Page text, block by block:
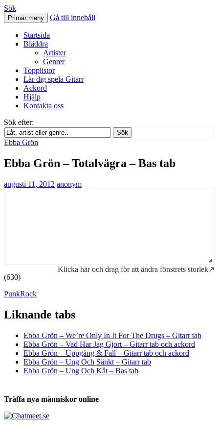
Svenskatabs.se
Sök
Primär meny Gå till innehåll
Startsida
Bläddra
Artister
Genrer
Topplistor
Lär dig spela Gitarr
Ackord
Hjälp
Kontakta oss
Sök efter:
Sök
Ebba Grön
Ebba Grön – Totalvägra – Bas tab
augusti 11, 2012 anonym
Klicka här och drag för att ändra fönstrets storlek↗
(630)
PunkRock
Liknande tabs
Ebba Grön – We’re Only In It For The Drugs – Gitarr tab
Ebba Grön – Vad Har Jag Gjort – Gitarr tab och ackord
Ebba Grön – Uppgång & Fall – Gitarr tab och ackord
Ebba Grön – Ung Och Sänkt – Gitarr tab
Ebba Grön – Ung Och Kåt – Bas tab
Träffa nya människor online